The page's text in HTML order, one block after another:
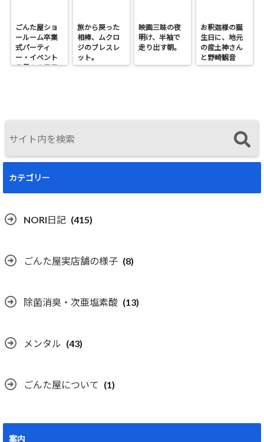
ごんた屋ショ
ールーム卒業
式パーティ
ー・イベント
７月１９日日
旅から戻った
相棒、ムクロ
ジのブレスレ
ット。
映画三昧の夜
明け、半袖で
走り出す朝。
お釈迦様の誕
生日に、地元
の産土神さん
と野崎観音
へ。
カテゴリー
NORI日記 (415)
ごんた屋実店舗の様子 (8)
除菌消臭・次亜塩素酸 (13)
メンタル (43)
ごんた屋について (1)
案内